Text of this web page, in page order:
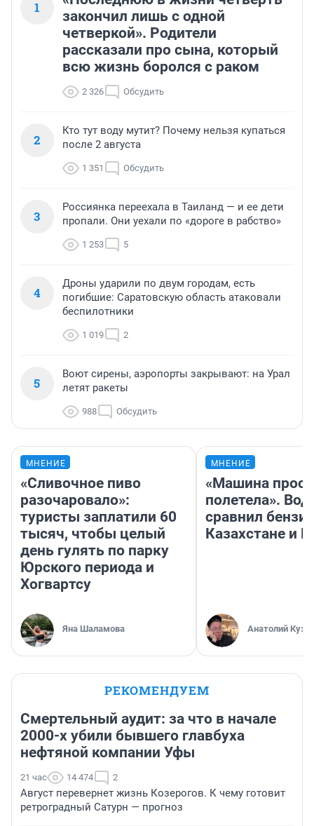
1
закончил лишь с одной
четверкой». Родители
рассказали про сына, который
всю жизнь боролся с раком
2 326 Обсудить
2
Кто тут воду мутит? Почему нельзя купаться
после 2 августа
1 351 Обсудить
3
Россиянка переехала в Таиланд — и ее дети
пропали. Они уехали по «дороге в рабство»
1 253 5
4
Дроны ударили по двум городам, есть
погибшие: Саратовскую область атаковали
беспилотники
1 019 2
5
Воют сирены, аэропорты закрывают: на Урал
летят ракеты
988 Обсудить
МНЕНИЕ
«Сливочное пиво
разочаровало»:
туристы заплатили 60
тысяч, чтобы целый
день гулять по парку
Юрского периода и
Хогвартсу
Яна Шаламова
МНЕНИЕ
«Машина
полетела».
сравнил
Казахстане и
Анатолий
РЕКОМЕНДУЕМ
Смертельный аудит: за что в начале
2000-х убили бывшего главбуха
нефтяной компании Уфы
21 час 14 474 2
Август перевернет жизнь Козерогов. К чему готовит
ретроградный Сатурн — прогноз